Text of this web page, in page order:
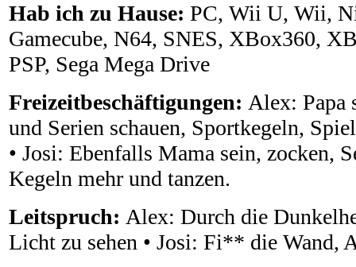
Hab ich zu Hause: PC, Wii U, Wii,
Gamecube, N64, SNES, XBox360,
PSP, Sega Mega Drive
Freizeitbeschäftigungen: Alex: Papa
und Serien schauen, Sportkegeln,
• Josi: Ebenfalls Mama sein, zocken,
Kegeln mehr und tanzen.
Leitspruch: Alex: Durch die
Licht zu sehen • Josi: Fi** die Wand,